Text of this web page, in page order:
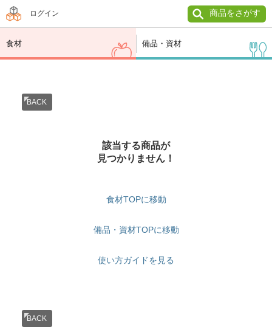
ログイン 商品をさがす
食材 備品・資材
BACK
該当する商品が
見つかりません！
食材TOPに移動
備品・資材TOPに移動
使い方ガイドを見る
BACK